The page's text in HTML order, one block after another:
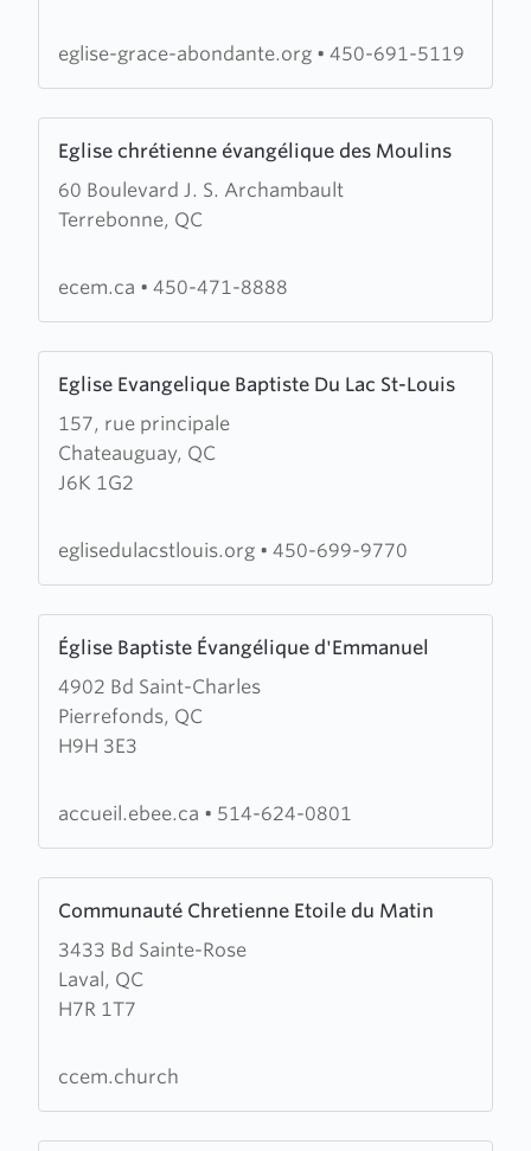
Grace
eglise-grace-abondante.org • 450-691-5119
Eglise chrétienne évangélique des Moulins
60 Boulevard J. S. Archambault
Terrebonne, QC
more
about
Eglise
évangélique
ecem.ca • 450-471-8888
Eglise Evangelique Baptiste Du Lac St-Louis
157, rue principale
Chateauguay, QC
J6K 1G2
more
about
Eglise
Evangelique
Du
Louis
eglisedulacstlouis.org • 450-699-9770
Église Baptiste Évangélique d'Emmanuel
4902 Bd Saint-Charles
Pierrefonds, QC
H9H 3E3
more
about
Église
Baptiste
d'Emmanuel
accueil.ebee.ca • 514-624-0801
Communauté Chretienne Etoile du Matin
3433 Bd Sainte-Rose
Laval, QC
H7R 1T7
more
about
Communauté
Chretienne
duccem.church